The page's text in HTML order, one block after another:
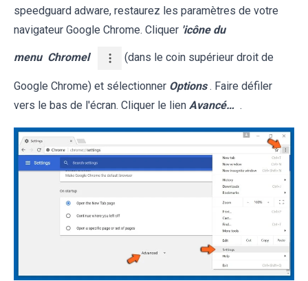
speedguard adware, restaurez les paramètres de votre
navigateur Google Chrome. Cliquer 'icône du
menu Chromel (dans le coin supérieur droit de
Google Chrome) et sélectionner Options . Faire défiler
vers le bas de l'écran. Cliquer le lien Avancé… .